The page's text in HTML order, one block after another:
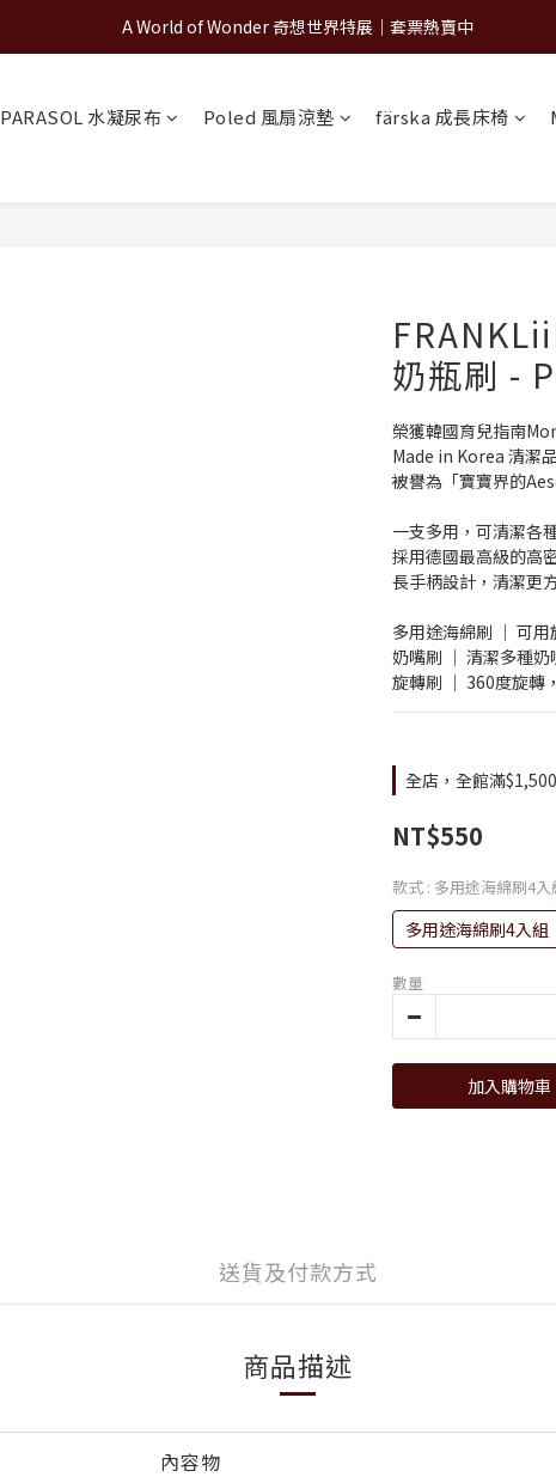
A World of Wonder 奇想世界特展｜套票熱賣中
A World of Wonder 奇想世界特展｜套票熱賣中
A World of Wonder 奇想世界特展｜套票熱賣中
PARASOL 水凝尿布 Poled 風扇涼墊 färska 成長床椅
奶瓶刷 -
榮獲韓國育兒指南
Made in Korea 清潔
被譽為「寶寶界的
一支多用，可清潔各
採用德國最高級的高
長手柄設計，清潔更
多用途海綿刷 ｜ 可
奶嘴刷 ｜ 清潔多種
旋轉刷 ｜ 360度旋轉
全店，全館滿
NT$550
款式 : 多用途海綿刷4入
多用途海綿刷4入組
數量
加入購物車
送貨及付款方式
商品描述
內容物